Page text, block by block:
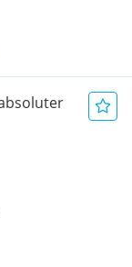
absoluter